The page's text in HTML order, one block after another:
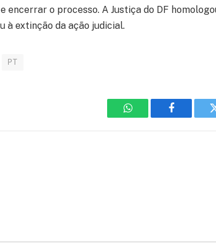
encerrar o processo. A Justiça do DF
à extinção da ação judicial.
PT
WhatsAppFacebook